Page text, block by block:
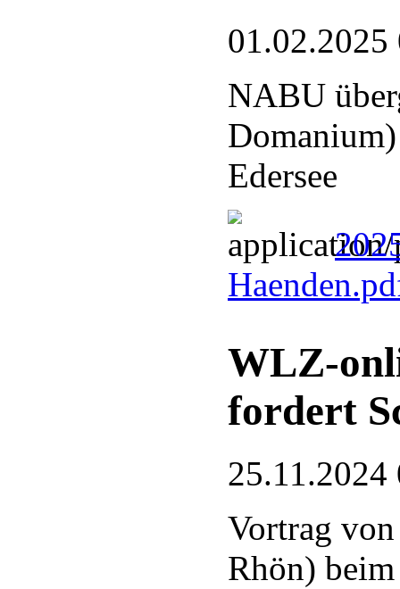
01.02.2025
NABU
Edersee
WLZ-
fordert
25.11.2024
Vortrag
Rhön)